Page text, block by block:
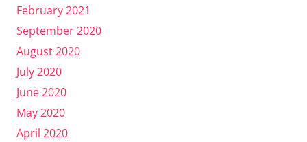
February 2021
September 2020
August 2020
July 2020
June 2020
May 2020
April 2020